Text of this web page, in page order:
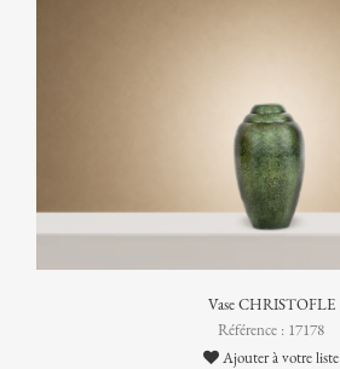
Vase CHRISTOFLE
Référence : 17178
Ajouter à votre liste